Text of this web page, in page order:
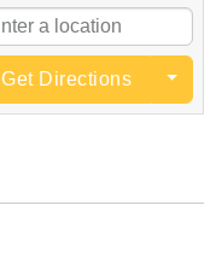
Get Directions